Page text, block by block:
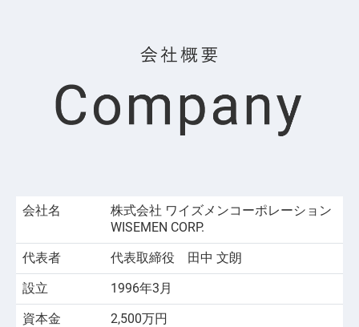
会社名
株式会社 ワイズメンコーポレーション
WISEMEN CORP.
代表者
代表取締役 田中 文朗
設立
1996年3月
資本金
2,500万円